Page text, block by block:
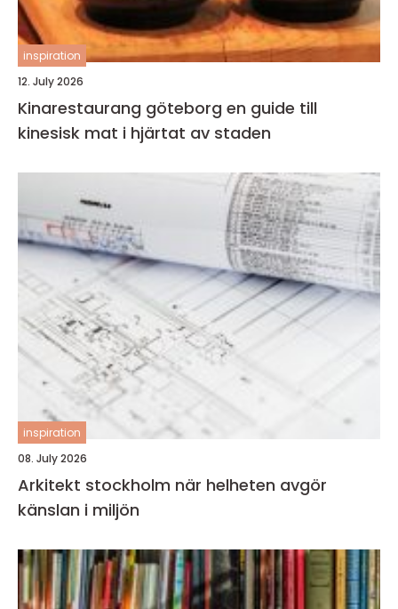
inspiration
12. July 2026
Kinarestaurang göteborg en guide till
kinesisk mat i hjärtat av staden
inspiration
08. July 2026
Arkitekt stockholm när helheten avgör
känslan i miljön